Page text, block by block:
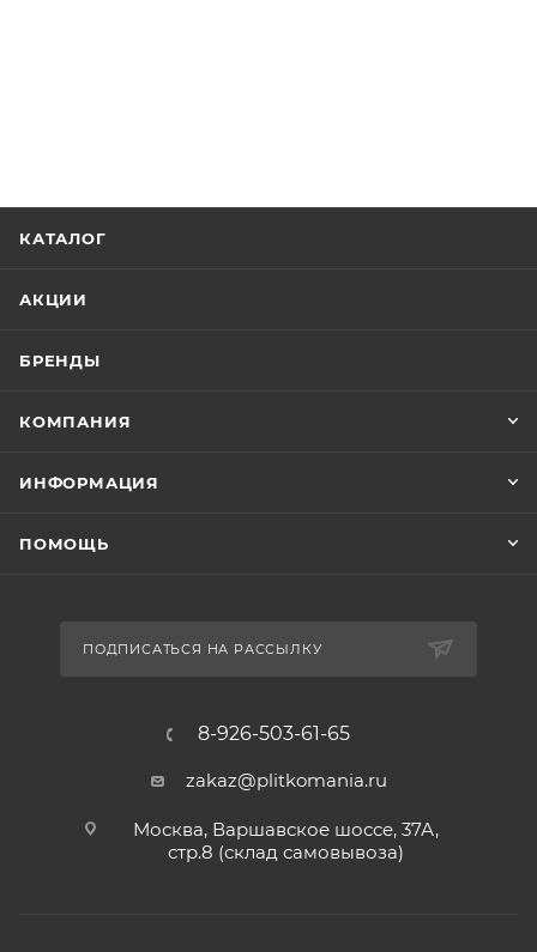
КАТАЛОГ
АКЦИИ
БРЕНДЫ
КОМПАНИЯ
ИНФОРМАЦИЯ
ПОМОЩЬ
ПОДПИСАТЬСЯ НА РАССЫЛКУ
8-926-503-61-65
zakaz@plitkomania.ru
Москва, Варшавское шоссе, 37А,
стр.8 (склад самовывоза)